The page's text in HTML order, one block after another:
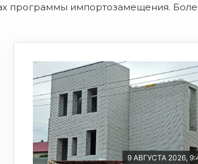
программы импортозамещения.
9 АВГУСТА 2026,